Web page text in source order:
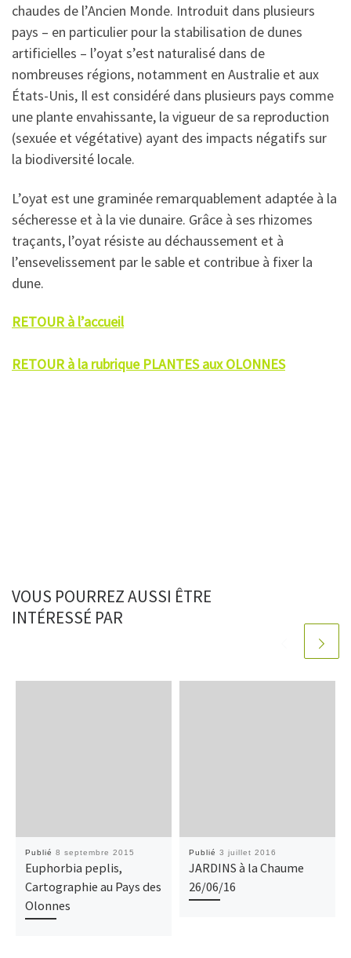
chaudes de l’Ancien Monde. Introduit dans plusieurs
pays – en particulier pour la stabilisation de dunes
artificielles – l’oyat s’est naturalisé dans de
nombreuses régions, notamment en Australie et aux
États-Unis, Il est considéré dans plusieurs pays comme
une plante envahissante, la vigueur de sa reproduction
(sexuée et végétative) ayant des impacts négatifs sur
la biodiversité locale.
L’oyat est une graminée remarquablement adaptée à la
sécheresse et à la vie dunaire. Grâce à ses rhizomes
traçants, l’oyat résiste au déchaussement et à
l’ensevelissement par le sable et contribue à fixer la
dune.
RETOUR à l’accueil
RETOUR à la rubrique PLANTES aux OLONNES
VOUS POURREZ AUSSI ÊTRE
INTÉRESSÉ PAR
Publié 8 septembre 2015
Euphorbia peplis,
Cartographie au Pays des
Olonnes
Publié 3 juillet 2016
JARDINS à la Chaume
26/06/16